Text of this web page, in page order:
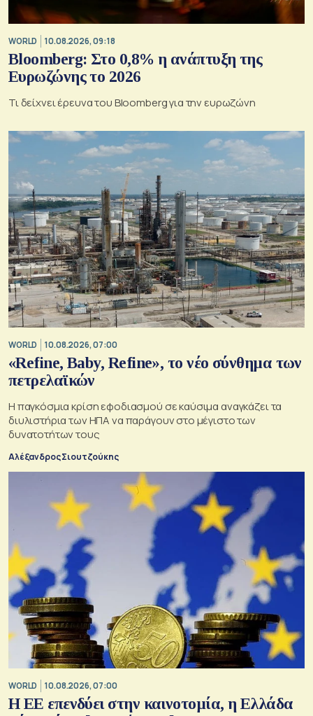
WORLD 10.08.2026, 09:18
Bloomberg: Στο 0,8% η ανάπτυξη της
Ευρωζώνης το 2026
Τι δείχνει έρευνα του Bloomberg για την ευρωζώνη
WORLD 10.08.2026, 07:00
«Refine, Baby, Refine», το νέο σύνθημα των
πετρελαϊκών
Η παγκόσμια κρίση εφοδιασμού σε καύσιμα αναγκάζει τα
διυλιστήρια των ΗΠΑ να παράγουν στο μέγιστο των
δυνατοτήτων τους
Αλέξανδρος Σιουτζούκης
WORLD 10.08.2026, 07:00
Η ΕΕ επενδύει στην καινοτομία, η Ελλάδα